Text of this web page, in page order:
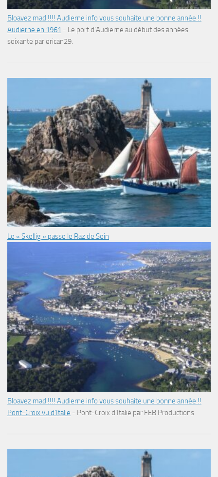
Bloavez mad !!!! Audierne info vous souhaite une bonne année !!
Audierne en 1961 - Le port d’Audierne au début des années
soixante par erican29.
Le « Skellig » passe le Raz de Sein
Bloavez mad !!!! Audierne info vous souhaite une bonne année !!
Pont-Croix vu d’Italie - Pont-Croix d’Italie par FEB Productions